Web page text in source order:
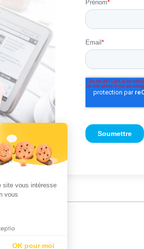
site vous intéresse
vous
OK pour moi